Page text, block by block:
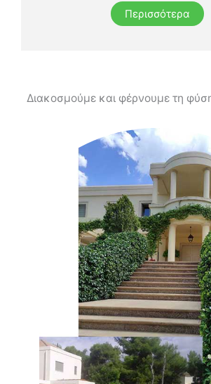
Περισσότερα
Διακοσμούμε και φέρνουμε τη